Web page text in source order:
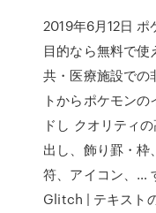
2019年6月12日
目的なら無料で使
共・医療施設での
トからポケモン
ドし クオリティ
出し、飾り罫・枠
符、アイコン、…
Glitch | テキスト